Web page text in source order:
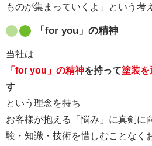
ものが集まっていくよ」という考
「for you」の精神
当社は
「for you」の精神を持って塗装を
す
という理念を持ち
お客様が抱える「悩み」に真剣に
験・知識・技術を惜しむことなく